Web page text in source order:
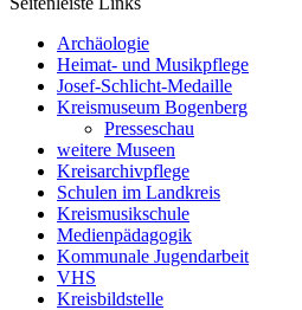
Archäologie
Heimat- und Musikpflege
Josef-Schlicht-Medaille
Kreismuseum Bogenberg
Presseschau
weitere Museen
Kreisarchivpflege
Schulen im Landkreis
Kreismusikschule
Medienpädagogik
Kommunale Jugendarbeit
VHS
Kreisbildstelle